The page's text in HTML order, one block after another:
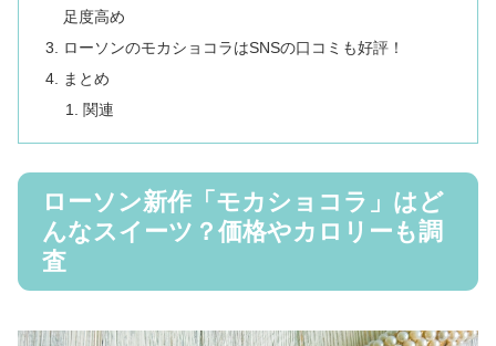
足度高め
ローソンのモカショコラはSNSの口コミも好評！
まとめ
関連
ローソン新作「モカショコラ」はど
んなスイーツ？価格やカロリーも調
査